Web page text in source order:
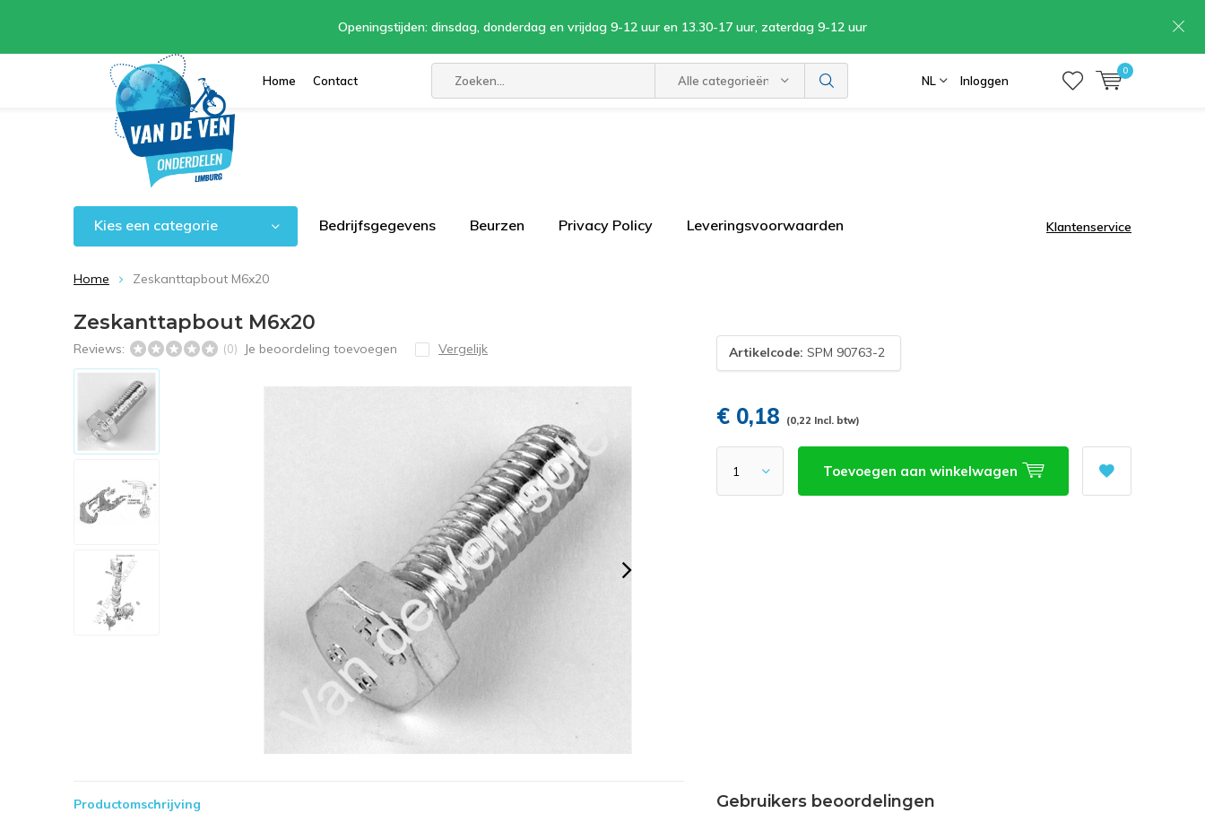
Home Contact Alle categorieën NL Inloggen
0
Openingstijden: dinsdag, donderdag en vrijdag 9-12 uur en 13.30-17 uur, zaterdag 9-12 uur
Kies een categorie Bedrijfsgegevens Beurzen Privacy Policy Leveringsvoorwaarden Klantenservice
Home Zeskanttapbout M6x20
Zeskanttapbout M6x20
Reviews: (0) Je beoordeling toevoegen Vergelijk Artikelcode: SPM 90763-2
€ 0,18 (0,22 Incl. btw)
Toevoegen aan winkelwagen
Productomschrijving Gebruikers beoordelingen